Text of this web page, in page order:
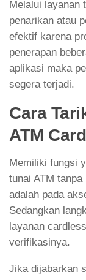
Melalui layanan
penarikan atau
efektif karena
penerapan
aplikasi maka
segera terjadi.
Cara
ATM
Memiliki fungsi
tunai ATM
adalah pada
Sedangkan
layanan
verifikasinya.
Jika dijabarkan